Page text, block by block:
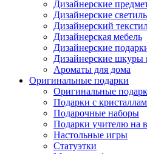
Дизайнерские
Дизайнерские
Дизайнерский
Дизайнерская мебель
Дизайнерские
Дизайнерские шкуры
Ароматы для дома
Оригинальные подарки
Оригинальные
Подарки с
Подарочные наборы
Подарки учителю на
Настольные игры
Статуэтки